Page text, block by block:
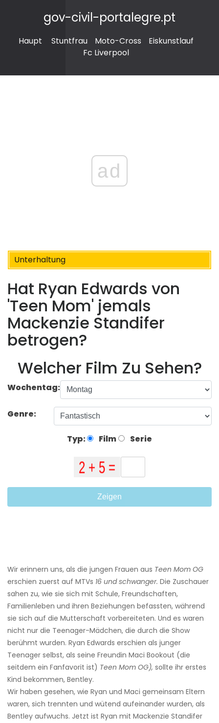
gov-civil-portalegre.pt
Haupt Stuntfrau Moto-Cross
Eiskunstlauf
Fc Liverpool
ad
Unterhaltung
Hat Ryan Edwards von
'Teen Mom' ​​jemals
Mackenzie Standifer
betrogen?
Welcher Film Zu Sehen?
Wochentag:
Genre:
Typ: Film Serie
Zeigen
Wir erinnern uns, als die jungen Frauen aus Teen Mom OG
erschien zuerst auf MTVs 16 und schwanger. Die Zuschauer
sahen zu, wie sie sich mit Schule, Freundschaften,
Familienleben und ihren Beziehungen befassten, während
sie sich auf die Mutterschaft vorbereiteten. Und es waren
nicht nur die Teenager-Mädchen, die durch die Show
berühmt wurden. Ryan Edwards erschien als junger
Teenager selbst, als seine Freundin Maci Bookout (die
seitdem ein Fanfavorit ist) Teen Mom OG), sollte ihr erstes
Kind bekommen, Bentley.
Wir haben gesehen, wie Ryan und Maci gemeinsam Eltern
waren, sich trennten und wütend aufeinander wurden, als
Bentley aufwuchs. Jetzt ist Ryan mit Mackenzie Standifer